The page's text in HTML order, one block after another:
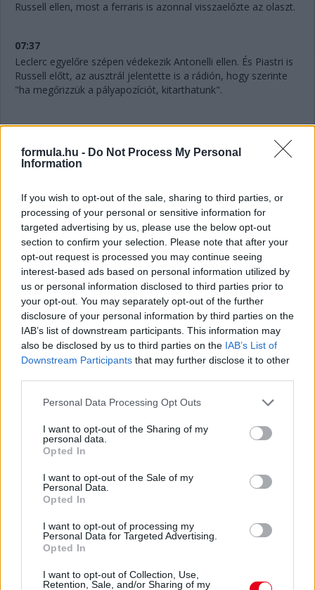
formula.hu - Do Not Process My Personal
Information
If you wish to opt-out of the sale, sharing to third parties, or
processing of your personal or sensitive information for
targeted advertising by us, please use the below opt-out
section to confirm your selection. Please note that after your
opt-out request is processed you may continue seeing
interest-based ads based on personal information utilized by
us or personal information disclosed to third parties prior to
your opt-out. You may separately opt-out of the further
disclosure of your personal information by third parties on the
IAB’s list of downstream participants. This information may
also be disclosed by us to third parties on the IAB’s List of
Downstream Participants that may further disclose it to other
Please note that this website/app uses one or more Google
not limited to your visit or usage behaviour. You may click to
grant or deny consent to Google and its third-party tags to
use your data for below specified purposes in below Google
consent section.
Personal Data Processing Opt Outs
I want to opt-out of the Sharing of my
personal data.
Opted In
I want to opt-out of the Sale of my
Personal Data.
Opted In
I want to opt-out of processing my
Personal Data for Targeted Advertising.
Opted In
I want to opt-out of Collection, Use,
Retention, Sale, and/or Sharing of my
Russell ellen, most a ferraris is azonnal visszaelőzte az olaszt.
07:37
Leclerc egyelőre szépen védekezik Antonelli ellen. És Piastri is
Russell előtt, az ausztrál jelentette is a rádión, hogy szerinte
"ha megőrizzük a pályapozíciót, kitarthatunk".
07:36
"Mintha kormányszervó nélkül vezetnék" - jelenti Verstappen a
hátránya Gaslyval szemben.
07:34
A 10. helyért is megy egy csata: Hadjar próbálná támadni az
utolsó pontszerző helyért Lindbladot.
07:32
Antonelli a 11. körben végre átrágta magát Norrison, feljött a
negyedik helyre. Nem szakadt le még túlzottan amúgy a 3-5.
helyezett az élkettősről: Leclerc 2,2 másodpercre csak
Russelltől. Szóval Antonelli esélyeit sem kell még teljesen leírni.
nyolc-kilenc tized a lemaradása. De a visszajátszásból kiderült,
hogy az az előzés is annak volt köszönhető, hogy a sikán előtt
a 130R-ből kijövet annyira visszalassultak már, hogy a jobb
töltöttség miatt kénytelen volt előzni a mercedeses - amire
aztán ráfaragott a következő egyenesben... Értjük már, miről
beszélnek Verstappenék?...
"Csata" az élen! Russell a sikán előtt megelőzi Piastrit,